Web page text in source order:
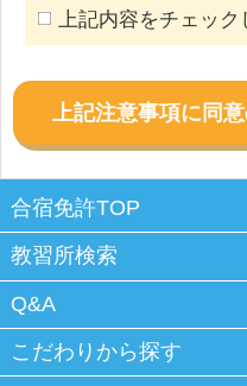
上記内容をチェック
上記注意事項に同
合宿免許TOP
教習所検索
Q&A
こだわりから探す